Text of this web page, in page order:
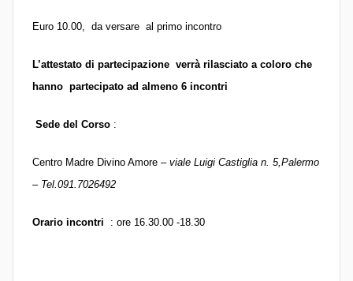
Euro 10.00, da versare al primo incontro
L’attestato di partecipazione verrà rilasciato a coloro che
hanno partecipato ad almeno 6 incontri
Sede del Corso :
Centro Madre Divino Amore – viale Luigi Castiglia n. 5,Palermo
– Tel.091.7026492
Orario incontri : ore 16.30.00 -18.30